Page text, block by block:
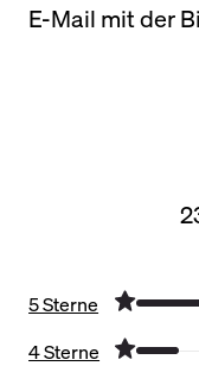
E-Mail mit der
5 Sterne
4 Sterne